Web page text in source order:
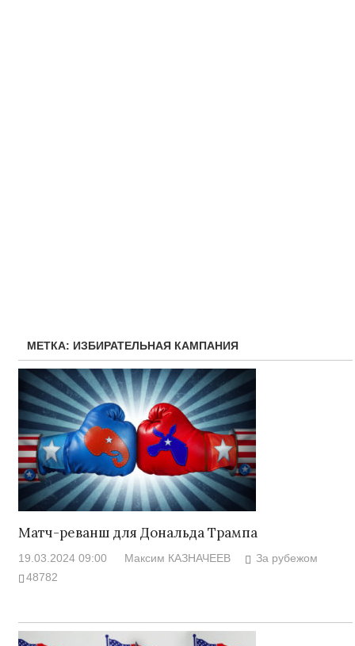
МЕТКА: ИЗБИРАТЕЛЬНАЯ КАМПАНИЯ
Матч-реванш для Дональда Трампа
19.03.2024 09:00 Максим КАЗНАЧЕЕВ
За рубежом
48782